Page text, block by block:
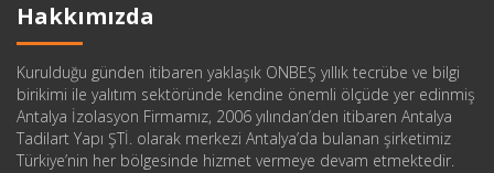
Hakkımızda
Kurulduğu günden itibaren yaklaşık ONBEŞ yıllık tecrübe ve bilgi
birikimi ile yalıtım sektöründe kendine önemli ölçüde yer edinmiş
Antalya İzolasyon Firmamız, 2006 yılından’den itibaren Antalya
Tadilart Yapı ŞTİ. olarak merkezi Antalya’da bulanan şirketimiz
Türkiye’nin her bölgesinde hizmet vermeye devam etmektedir.